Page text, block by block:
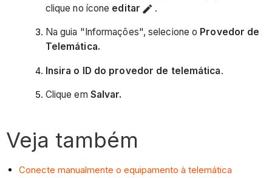
clique no ícone editar .
Na guia "Informações", selecione o Provedor de
Telemática.
Insira o ID do provedor de telemática.
Clique em Salvar.
Veja também
Conecte manualmente o equipamento à telemática